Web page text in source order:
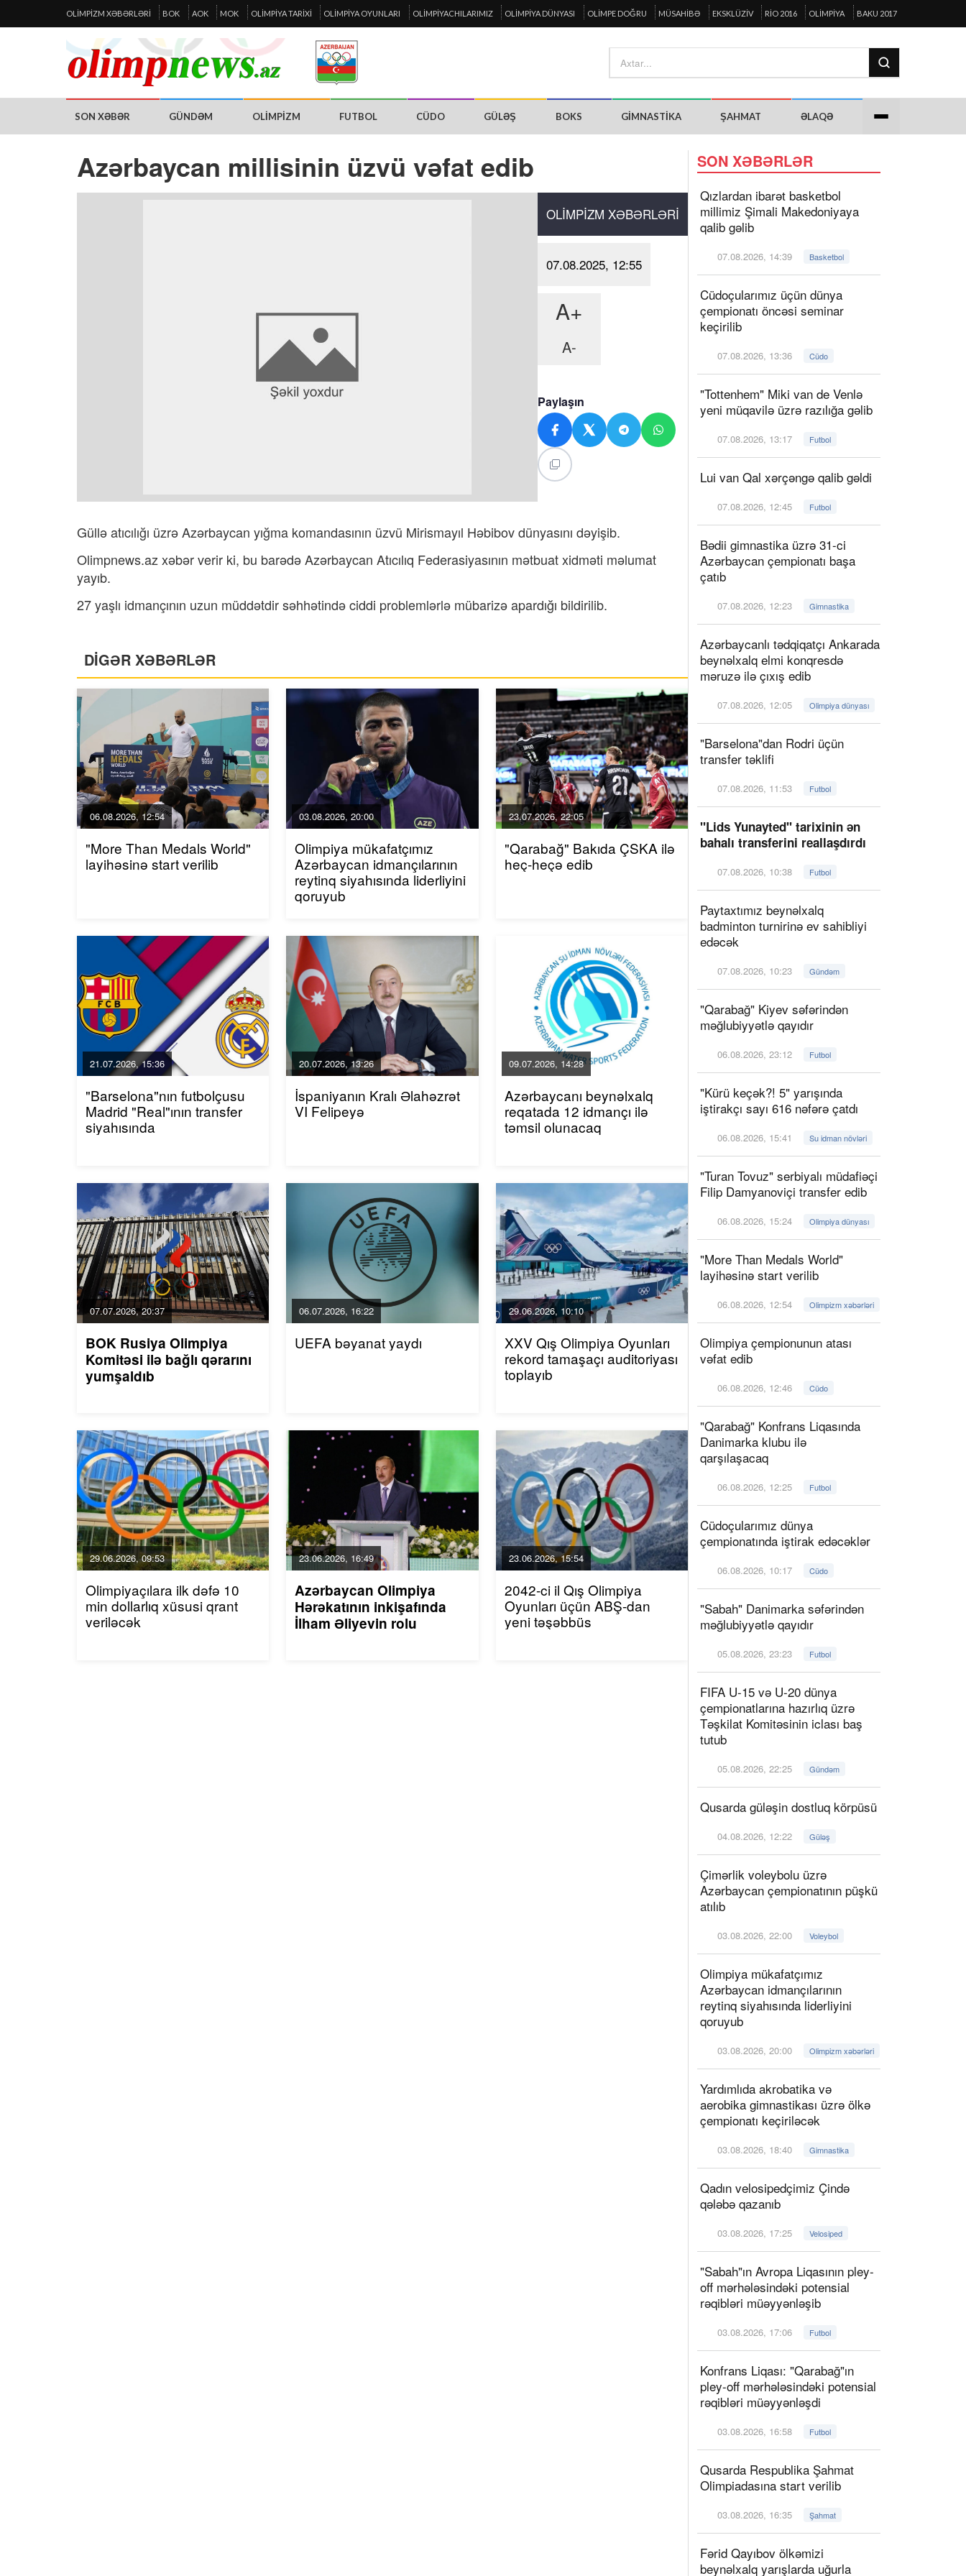
OLIMPIZM XƏBƏRLƏRI BOK AOK MOK OLIMPIYA TARIXI OLIMPIYA OYUNLARI OLIMPIYACHILARIMIZ OLIMPIYA DÜNYASI OLIMPE DOĞRU MÜSAHIBƏ EKSKLÜZIV RIO 2016 OLIMPIYA BAKU 2017
SON XƏBƏR GÜNDƏM OLIMPIZM FUTBOL CÜDO GÜLƏŞ BOKS GIMNASTIKA ŞAHMAT ƏLAQƏ
Azərbaycan millisinin üzvü vəfat edib
OLIMPIZM XƏBƏRLƏRI
07.08.2025, 12:55
A+
A-
Paylaşın
Güllə atıcılığı üzrə Azərbaycan yığma komandasının üzvü Mirismayıl Həbibov dünyasını dəyişib.
Olimpnews.az xəbər verir ki, bu barədə Azərbaycan Atıcılıq Federasiyasının mətbuat xidməti məlumat
yayıb.
27 yaşlı idmançının uzun müddətdir səhhətində ciddi problemlərlə mübarizə apardığı bildirilib.
DİGƏR XƏBƏRLƏR
06.08.2026, 12:54
"More Than Medals World"
layihəsinə start verilib
03.08.2026, 20:00
Olimpiya mükafatçımız
Azərbaycan idmançılarının
reytinq siyahısında liderliyini
qoruyub
23.07.2026, 22:05
"Qarabağ" Bakıda ÇSKA ilə
heç-heçə edib
21.07.2026, 15:36
"Barselona"nın futbolçusu
Madrid "Real"ının transfer
siyahısında
20.07.2026, 13:26
İspaniyanın Kralı Əlahəzrət
VI Felipeyə
09.07.2026, 14:28
Azərbaycanı beynəlxalq
reqatada 12 idmançı ilə
təmsil olunacaq
07.07.2026, 20:37
BOK Rusiya Olimpiya
Komitəsi ilə bağlı qərarını
yumşaldıb
06.07.2026, 16:22
UEFA bəyanat yaydı
29.06.2026, 10:10
XXV Qış Olimpiya Oyunları
rekord tamaşaçı auditoriyası
toplayıb
29.06.2026, 09:53
Olimpiyaçılara ilk dəfə 10
min dollarlıq xüsusi qrant
veriləcək
23.06.2026, 16:49
Azərbaycan Olimpiya
Hərəkatının inkişafında
İlham Əliyevin rolu
23.06.2026, 15:54
2042-ci il Qış Olimpiya
Oyunları üçün ABŞ-dan
yeni təşəbbüs
SON XƏBƏRLƏR
Qızlardan ibarət basketbol
millimiz Şimali Makedoniyaya
qalib gəlib
07.08.2026, 14:39 Basketbol
Cüdoçularımız üçün dünya
çempionatı öncəsi seminar
keçirilib
07.08.2026, 13:36 Cüdo
"Tottenhem" Miki van de Venlə
yeni müqavilə üzrə razılığa gəlib
07.08.2026, 13:17 Futbol
Lui van Qal xərçəngə qalib gəldi
07.08.2026, 12:45 Futbol
Bədii gimnastika üzrə 31-ci
Azərbaycan çempionatı başa
çatıb
07.08.2026, 12:23 Gimnastika
Azərbaycanlı tədqiqatçı Ankarada
beynəlxalq elmi konqresdə
məruzə ilə çıxış edib
07.08.2026, 12:05 Olimpiya dünyası
"Barselona"dan Rodri üçün
transfer təklifi
07.08.2026, 11:53 Futbol
"Lids Yunayted" tarixinin ən
bahalı transferini reallaşdırdı
07.08.2026, 10:38 Futbol
Paytaxtımız beynəlxalq
badminton turnirinə ev sahibliyi
edəcək
07.08.2026, 10:23 Gündəm
"Qarabağ" Kiyev səfərindən
məğlubiyyətlə qayıdır
06.08.2026, 23:12 Futbol
"Kürü keçək?! 5" yarışında
iştirakçı sayı 616 nəfərə çatdı
06.08.2026, 15:41 Su idman növləri
"Turan Tovuz" serbiyalı müdafiəçi
Filip Damyanoviçi transfer edib
06.08.2026, 15:24 Olimpiya dünyası
"More Than Medals World"
layihəsinə start verilib
06.08.2026, 12:54 Olimpizm xəbərləri
Olimpiya çempionunun atası
vəfat edib
06.08.2026, 12:46 Cüdo
"Qarabağ" Konfrans Liqasında
Danimarka klubu ilə
qarşılaşacaq
06.08.2026, 12:25 Futbol
Cüdoçularımız dünya
çempionatında iştirak edəcəklər
06.08.2026, 10:17 Cüdo
"Sabah" Danimarka səfərindən
məğlubiyyətlə qayıdır
05.08.2026, 23:23 Futbol
FIFA U-15 və U-20 dünya
çempionatlarına hazırlıq üzrə
Təşkilat Komitəsinin iclası baş
tutub
05.08.2026, 22:25 Gündəm
Qusarda güləşin dostluq körpüsü
04.08.2026, 12:22 Güləş
Çimərlik voleybolu üzrə
Azərbaycan çempionatının püşkü
atılıb
03.08.2026, 22:00 Voleybol
Olimpiya mükafatçımız
Azərbaycan idmançılarının
reytinq siyahısında liderliyini
qoruyub
03.08.2026, 20:00 Olimpizm xəbərləri
Yardımlıda akrobatika və
aerobika gimnastikası üzrə ölkə
çempionatı keçiriləcək
03.08.2026, 18:40 Gimnastika
Qadın velosipedçimiz Çində
qələbə qazanıb
03.08.2026, 17:25 Velosiped
"Sabah"ın Avropa Liqasının pley-
off mərhələsindəki potensial
rəqibləri müəyyənləşib
03.08.2026, 17:06 Futbol
Konfrans Liqası: "Qarabağ"ın
pley-off mərhələsindəki potensial
rəqibləri müəyyənləşdi
03.08.2026, 16:58 Futbol
Qusarda Respublika Şahmat
Olimpiadasına start verilib
03.08.2026, 16:35 Şahmat
Fərid Qayıbov ölkəmizi
beynəlxalq yarışlarda uğurla